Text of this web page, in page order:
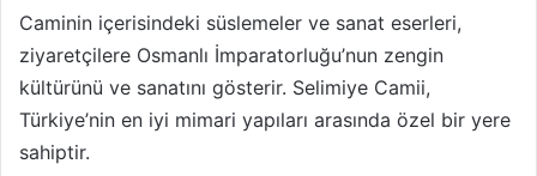
Caminin içerisindeki süslemeler ve sanat eserleri,
ziyaretçilere Osmanlı İmparatorluğu’nun zengin
kültürünü ve sanatını gösterir. Selimiye Camii,
Türkiye’nin en iyi mimari yapıları arasında özel bir yere
sahiptir.